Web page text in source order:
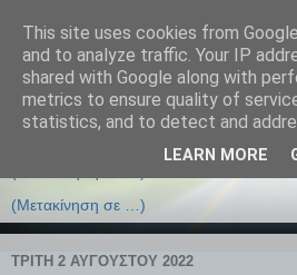
ΤΡΊΤΗ 2 ΑΥΓΟΎΣΤΟΥ 2022
This site uses cookies from
and to analyze traffic. Your IP
shared with Google along with
metrics to ensure quality of
statistics, and to detect and
LEARN MORE